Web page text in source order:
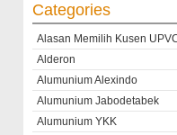
Categories
Alasan Memilih Kusen
Alderon
Alumunium Alexindo
Alumunium Jabodetabek
Alumunium YKK